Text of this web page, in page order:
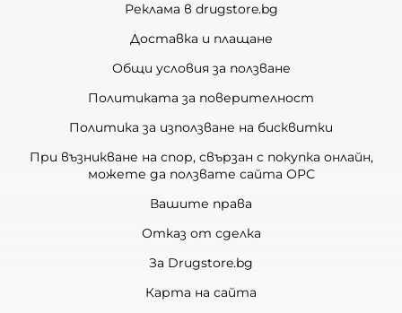
Реклама в drugstore.bg
Доставка и плащане
Общи условия за ползване
Политиката за поверителност
Политика за използване на бисквитки
При възникване на спор, свързан с покупка онлайн,
можете да ползвате сайта ОРС
Вашите права
Отказ от сделка
За Drugstore.bg
Карта на сайта